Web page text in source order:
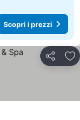
Scopri i prezzi
Condividi